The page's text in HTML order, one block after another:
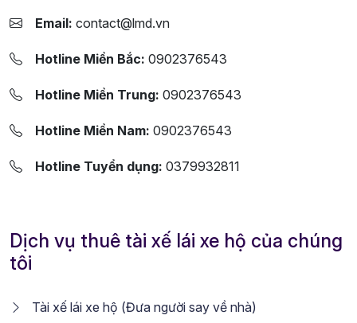
Email: contact@lmd.vn
Hotline Miền Bắc: 0902376543
Hotline Miền Trung: 0902376543
Hotline Miền Nam: 0902376543
Hotline Tuyển dụng: 0379932811
Dịch vụ thuê tài xế lái xe hộ của chúng
tôi
Tài xế lái xe hộ (Đưa người say về nhà)